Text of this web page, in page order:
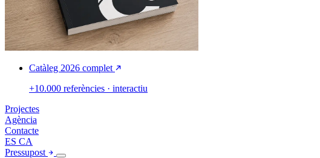
Catàleg 2026 complet
+10.000 referències · interactiu
Projectes
Agència
Contacte
ES CA
Pressupost